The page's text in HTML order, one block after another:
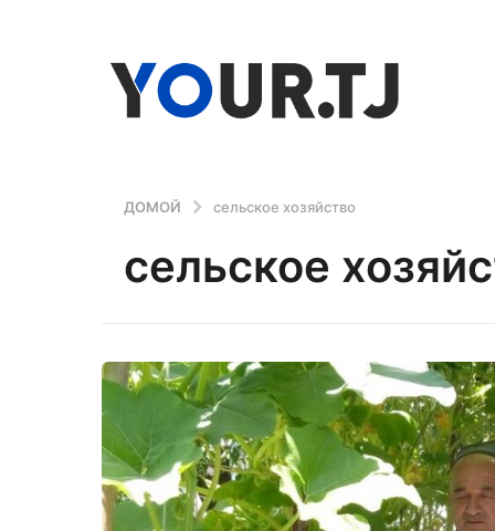
ДОМОЙ сельское хозяйство
сельское